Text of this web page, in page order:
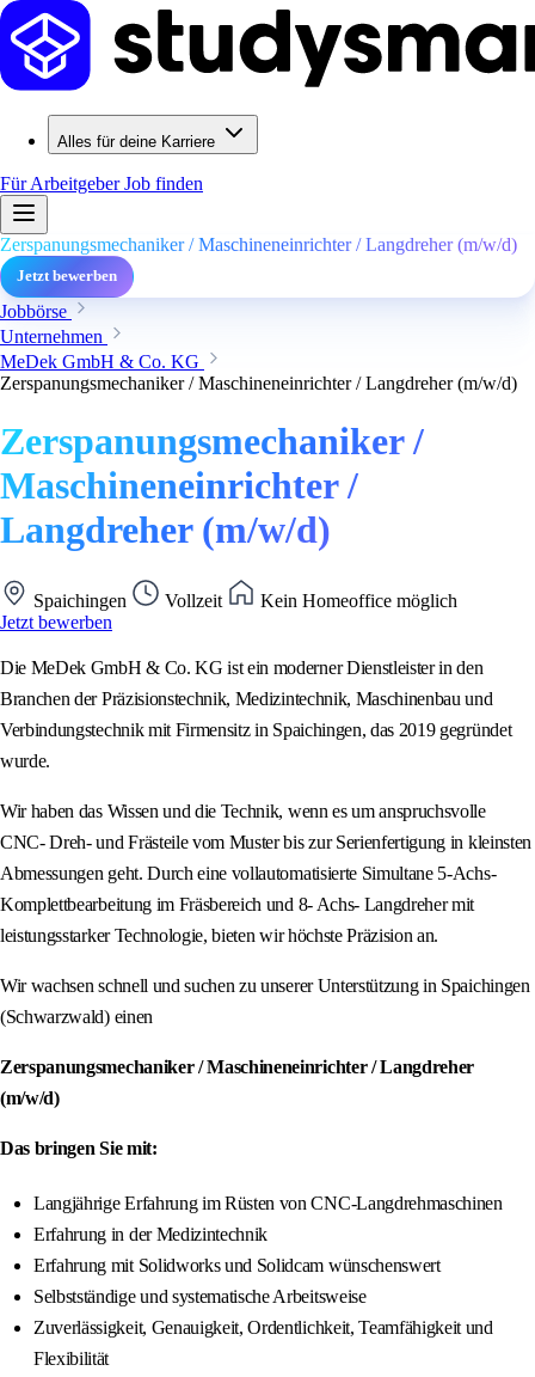
Alles für deine Karriere
Für ArbeitgeberJob finden
Zerspanungsmechaniker / Maschineneinrichter / Langdreher (m/w/d)
Jetzt bewerben
Jobbörse
Unternehmen
MeDek GmbH & Co. KG
Zerspanungsmechaniker / Maschineneinrichter / Langdreher (m/w/d)
Zerspanungsmechaniker /
Maschineneinrichter /
Langdreher (m/w/d)
Spaichingen Vollzeit
Kein Homeoffice möglich
Jetzt bewerben
Die MeDek GmbH & Co. KG ist ein moderner Dienstleister in den
Branchen der Präzisionstechnik, Medizintechnik, Maschinenbau und
Verbindungstechnik mit Firmensitz in Spaichingen, das 2019 gegründet
wurde.
Wir haben das Wissen und die Technik, wenn es um anspruchsvolle
CNC- Dreh- und Frästeile vom Muster bis zur Serienfertigung in kleinsten
Abmessungen geht. Durch eine vollautomatisierte Simultane 5-Achs-
Komplettbearbeitung im Fräsbereich und 8- Achs- Langdreher mit
leistungsstarker Technologie, bieten wir höchste Präzision an.
Wir wachsen schnell und suchen zu unserer Unterstützung in Spaichingen
(Schwarzwald) einen
Zerspanungsmechaniker / Maschineneinrichter / Langdreher
(m/w/d)
Das bringen Sie mit:
Langjährige Erfahrung im Rüsten von CNC-Langdrehmaschinen
Erfahrung in der Medizintechnik
Erfahrung mit Solidworks und Solidcam wünschenswert
Selbstständige und systematische Arbeitsweise
Zuverlässigkeit, Genauigkeit, Ordentlichkeit, Teamfähigkeit und
Flexibilität